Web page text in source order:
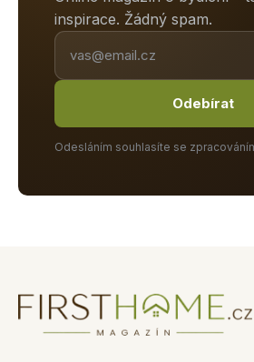
inspirace. Žádný spam.
Odebírat
Odesláním souhlasíte se